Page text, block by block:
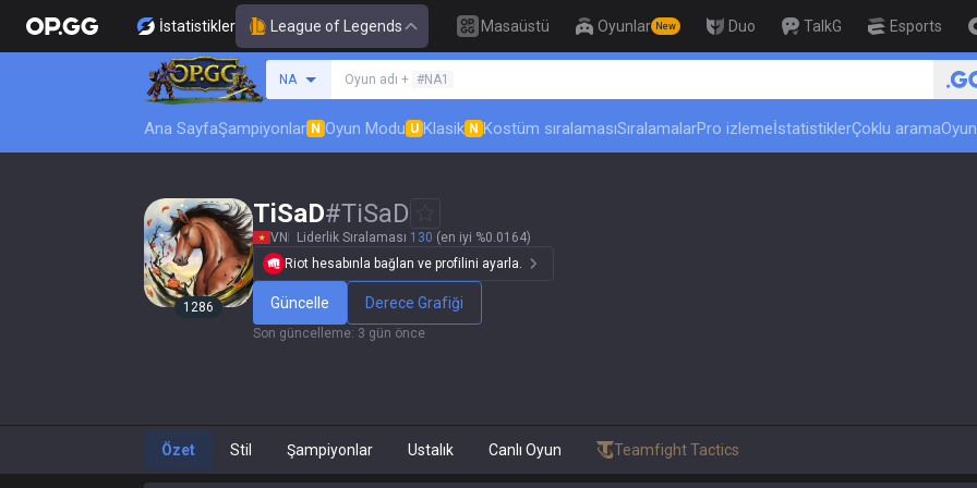
İstatistikler League of Legends Masaüstü Oyunlar New Duo TalkG Esports
NA
Bir summoner ara
Oyun adı + #NA1
Ana SayfaŞampiyonlar N Oyun Modu U Klasik N Kostüm sıralamasıSıralamalarPro izlemeİstatistiklerÇoklu arama
1286
TiSaD#TiSaD
VN Liderlik Sıralaması 130 (en iyi %0.0164)
Riot hesabınla bağlan ve profilini ayarla.
Güncelle Derece Grafiği
Son güncelleme: 3 gün önce
Özet Stil Şampiyonlar Ustalık Canlı Oyun Teamfight Tactics